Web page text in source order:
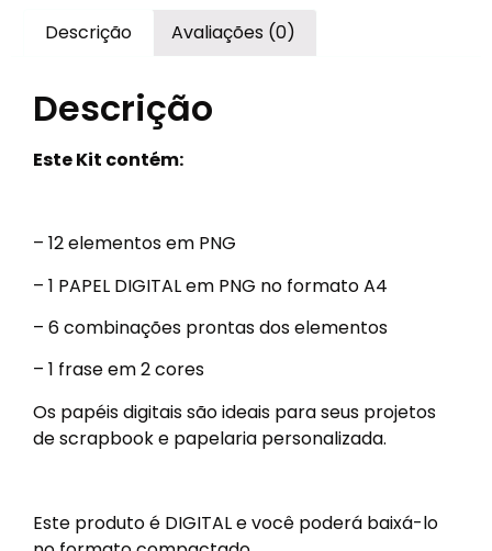
Descrição Avaliações (0)
Descrição
Este Kit contém:
– 12 elementos em PNG
– 1 PAPEL DIGITAL em PNG no formato A4
– 6 combinações prontas dos elementos
– 1 frase em 2 cores
Os papéis digitais são ideais para seus projetos
de scrapbook e papelaria personalizada.
Este produto é DIGITAL e você poderá baixá-lo